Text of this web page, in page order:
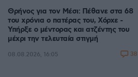
Θρήνος για τον Μέσι: Πέθανε στα 68
του χρόνια ο πατέρας του, Χόρχε -
Υπήρξε ο μέντορας και ατζέντης του
μέχρι την τελευταία στιγμή
08.08.2026, 16:05 38